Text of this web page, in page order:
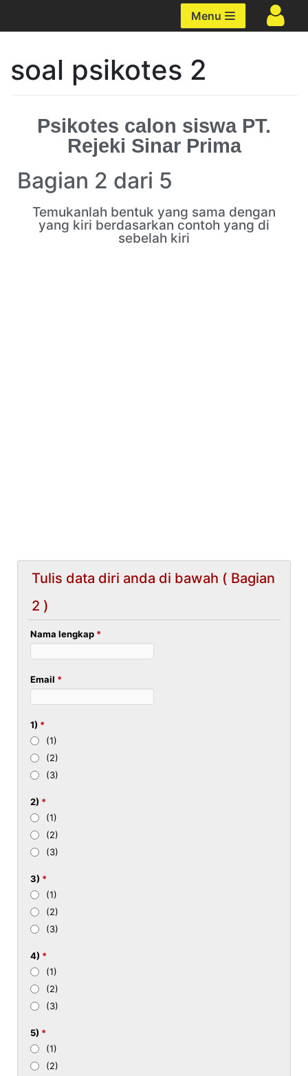
ke
Menu
soal psikotes 2
Psikotes calon siswa PT.
Rejeki Sinar Prima
Bagian 2 dari 5
Temukanlah bentuk yang sama dengan
yang kiri berdasarkan contoh yang di
sebelah kiri
Tulis data diri anda di bawah ( Bagian
2 )
Nama lengkap *
Email *
1) *
(1)
(2)
(3)
2) *
(1)
(2)
(3)
3) *
(1)
(2)
(3)
4) *
(1)
(2)
(3)
5) *
(1)
(2)